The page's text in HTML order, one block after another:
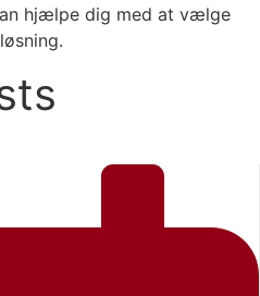
hjælpe dig med at vælge